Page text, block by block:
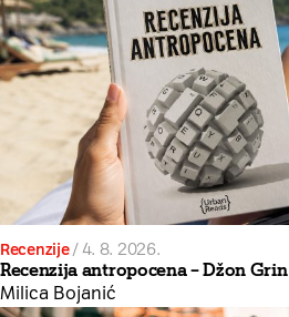
Recenzije/4. 8. 2026.
Recenzija antropocena – Džon Grin
Milica Bojanić